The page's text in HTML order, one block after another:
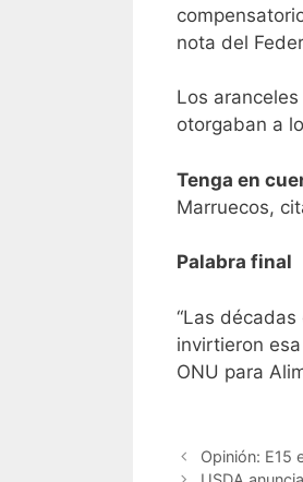
nota del
Los
otorgaban a
Tenga en
Marruecos,
Palabra final
“Las
invirtieron
ONU para
Opinión: E15